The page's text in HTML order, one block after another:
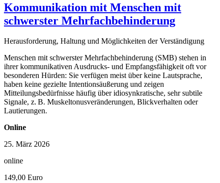
Kommunikation mit Menschen mit
schwerster Mehrfachbehinderung
Herausforderung, Haltung und Möglichkeiten der Verständigung
Menschen mit schwerster Mehrfachbehinderung (SMB) stehen in
ihrer kommunikativen Ausdrucks- und Empfangsfähigkeit oft vor
besonderen Hürden: Sie verfügen meist über keine Lautsprache,
haben keine gezielte Intentionsäußerung und zeigen
Mitteilungsbedürfnisse häufig über idiosynkratische, sehr subtile
Signale, z. B. Muskeltonusveränderungen, Blickverhalten oder
Lautierungen.
Online
25. März 2026
online
149,00 Euro